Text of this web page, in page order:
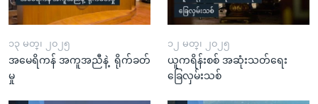
၁၃ မတ္၊ ၂၀၂၅
အမေရိကန် အကူအညီနဲ့ ရိုက်ခတ်
မှု
၁၂ မတ္၊ ၂၀၂၅
ယူကရိန်းစစ် အဆုံးသတ်ရေး
ခြေလှမ်းသစ်